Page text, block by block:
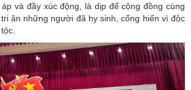
và đầy xúc động, là dịp để cộng đồng cùng
ân những người đã hy sinh, cống hiến vì độc